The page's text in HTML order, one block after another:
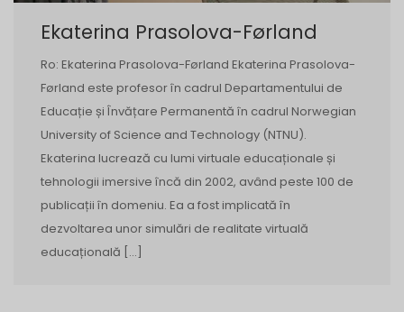
Ekaterina Prasolova-Førland
Ro: Ekaterina Prasolova-Førland Ekaterina Prasolova-
Førland este profesor în cadrul Departamentului de
Educație și Învățare Permanentă în cadrul Norwegian
University of Science and Technology (NTNU).
Ekaterina lucrează cu lumi virtuale educaționale și
tehnologii imersive încă din 2002, având peste 100 de
publicații în domeniu. Ea a fost implicată în
dezvoltarea unor simulări de realitate virtuală
educațională […]